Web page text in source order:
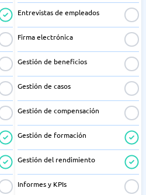
Entrevistas de empleados
Firma electrónica
Gestión de beneficios
Gestión de casos
Gestión de compensación
Gestión de formación
Gestión del rendimiento
Informes y KPIs